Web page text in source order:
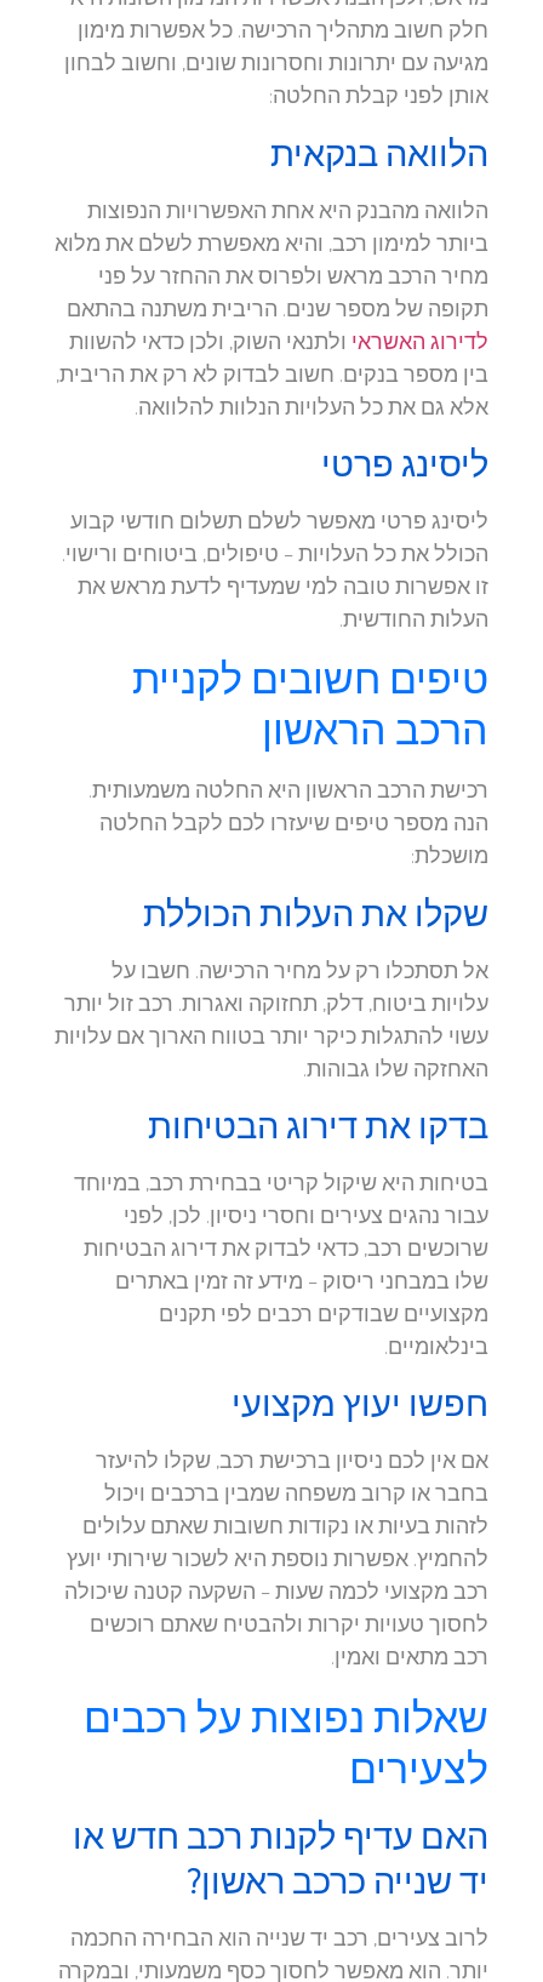
חלק חשוב מתהליך הרכישה. כל אפשרות מימון
מגיעה עם יתרונות וחסרונות שונים, וחשוב לבחון
אותן לפני קבלת החלטה:
הלוואה בנקאית
הלוואה מהבנק היא אחת האפשרויות הנפוצות
ביותר למימון רכב, והיא מאפשרת לשלם את מלוא
מחיר הרכב מראש ולפרוס את ההחזר על פני
תקופה של מספר שנים. הריבית משתנה בהתאם
לדירוג האשראיולתנאי השוק, ולכן כדאי להשוות
בין מספר בנקים. חשוב לבדוק לא רק את הריבית,
אלא גם את כל העלויות הנלוות להלוואה.
ליסינג פרטי
ליסינג פרטי מאפשר לשלם תשלום חודשי קבוע
הכולל את כל העלויות – טיפולים, ביטוחים ורישוי.
זו אפשרות טובה למי שמעדיף לדעת מראש את
העלות החודשית.
טיפים חשובים לקניית
הרכב הראשון
רכישת הרכב הראשון היא החלטה משמעותית.
הנה מספר טיפים שיעזרו לכם לקבל החלטה
מושכלת:
שקלו את העלות הכוללת
אל תסתכלו רק על מחיר הרכישה. חשבו על
עלויות ביטוח, דלק, תחזוקה ואגרות. רכב זול יותר
עשוי להתגלות כיקר יותר בטווח הארוך אם עלויות
האחזקה שלו גבוהות.
בדקו את דירוג הבטיחות
בטיחות היא שיקול קריטי בבחירת רכב, במיוחד
עבור נהגים צעירים וחסרי ניסיון. לכן, לפני
שרוכשים רכב, כדאי לבדוק את דירוג הבטיחות
שלו במבחני ריסוק – מידע זה זמין באתרים
מקצועיים שבודקים רכבים לפי תקנים
בינלאומיים.
חפשו יעוץ מקצועי
אם אין לכם ניסיון ברכישת רכב, שקלו להיעזר
בחבר או קרוב משפחה שמבין ברכבים ויכול
לזהות בעיות או נקודות חשובות שאתם עלולים
להחמיץ. אפשרות נוספת היא לשכור שירותי יועץ
רכב מקצועי לכמה שעות – השקעה קטנה שיכולה
לחסוך טעויות יקרות ולהבטיח שאתם רוכשים
רכב מתאים ואמין.
שאלות נפוצות על רכבים
לצעירים
האם עדיף לקנות רכב חדש או
יד שנייה כרכב ראשון?
לרוב צעירים, רכב יד שנייה הוא הבחירה החכמה
יותר. הוא מאפשר לחסוך כסף משמעותי, ובמקרה